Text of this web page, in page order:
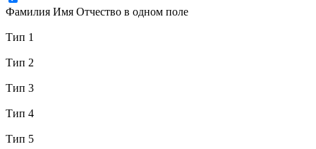
Фамилия Имя Отчество в одном поле
Тип 1
Тип 2
Тип 3
Тип 4
Тип 5